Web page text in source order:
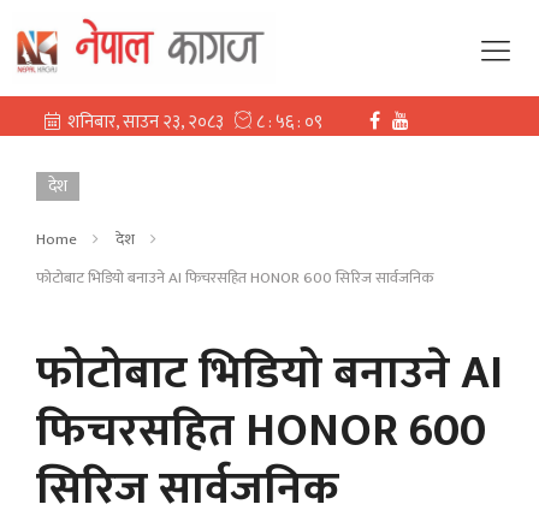
देश
Home
देश
फोटोबाट भिडियो बनाउने AI फिचरसहित HONOR 600 सिरिज सार्वजनिक
फोटोबाट भिडियो बनाउने AI
फिचरसहित HONOR 600
सिरिज सार्वजनिक